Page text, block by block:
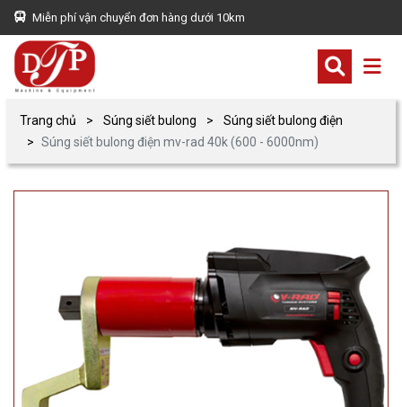
Miễn phí vận chuyển đơn hàng dưới 10km
Trang chủ Súng siết bulong
Súng siết bulong điện
Súng siết bulong điện mv-rad 40k (600 - 6000nm)